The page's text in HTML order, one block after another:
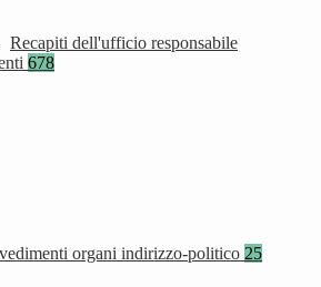
Recapiti dell'ufficio responsabile
678
organi indirizzo-politico 25